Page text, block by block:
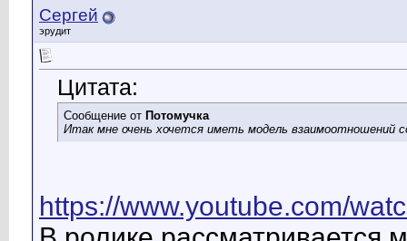
Сергей
эрудит
Цитата:
Сообщение от Потомучка
Итак мне очень хочется иметь модель взаимоотношений
https://www.youtube.com/